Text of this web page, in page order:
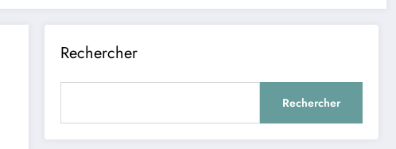
Rechercher
Rechercher